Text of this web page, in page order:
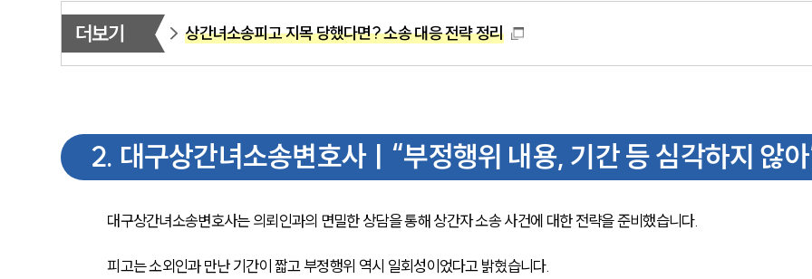
더보기 상간녀소송피고 지목 당했다면? 소송 대응 전략 정리
2. 대구상간녀소송변호사ㅣ“부정행위 내용, 기간 등 심각하지 않
대구상간녀소송변호사는 의뢰인과의 면밀한 상담을 통해 상간자 소송 사건에 대한 전략을 준비했습니다.
피고는 소외인과 만난 기간이 짧고 부정행위 역시 일회성이었다고 밝혔습니다.